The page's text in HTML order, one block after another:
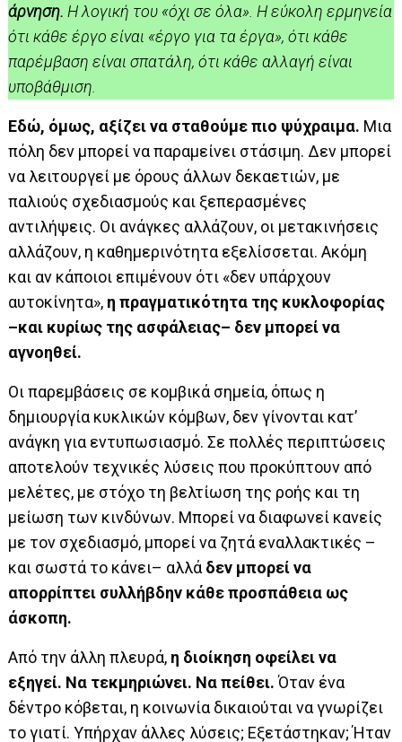
άρνηση. Η λογική του «όχι σε όλα». Η εύκολη ερμηνεία
ότι κάθε έργο είναι «έργο για τα έργα», ότι κάθε
παρέμβαση είναι σπατάλη, ότι κάθε αλλαγή είναι
υποβάθμιση.
Εδώ, όμως, αξίζει να σταθούμε πιο ψύχραιμα. Μια
πόλη δεν μπορεί να παραμείνει στάσιμη. Δεν μπορεί
να λειτουργεί με όρους άλλων δεκαετιών, με
παλιούς σχεδιασμούς και ξεπερασμένες
αντιλήψεις. Οι ανάγκες αλλάζουν, οι μετακινήσεις
αλλάζουν, η καθημερινότητα εξελίσσεται. Ακόμη
και αν κάποιοι επιμένουν ότι «δεν υπάρχουν
αυτοκίνητα», η πραγματικότητα της κυκλοφορίας
–και κυρίως της ασφάλειας– δεν μπορεί να
αγνοηθεί.
Οι παρεμβάσεις σε κομβικά σημεία, όπως η
δημιουργία κυκλικών κόμβων, δεν γίνονται κατ’
ανάγκη για εντυπωσιασμό. Σε πολλές περιπτώσεις
αποτελούν τεχνικές λύσεις που προκύπτουν από
μελέτες, με στόχο τη βελτίωση της ροής και τη
μείωση των κινδύνων. Μπορεί να διαφωνεί κανείς
με τον σχεδιασμό, μπορεί να ζητά εναλλακτικές –
και σωστά το κάνει– αλλά δεν μπορεί να
απορρίπτει συλλήβδην κάθε προσπάθεια ως
άσκοπη.
Από την άλλη πλευρά, η διοίκηση οφείλει να
εξηγεί. Να τεκμηριώνει. Να πείθει.Όταν ένα
δέντρο κόβεται, η κοινωνία δικαιούται να γνωρίζει
το γιατί. Υπήρχαν άλλες λύσεις; Εξετάστηκαν; Ήταν